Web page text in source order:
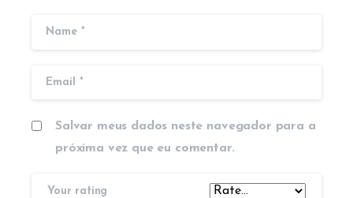
Salvar meus dados neste navegador para a
próxima vez que eu comentar.
Your rating